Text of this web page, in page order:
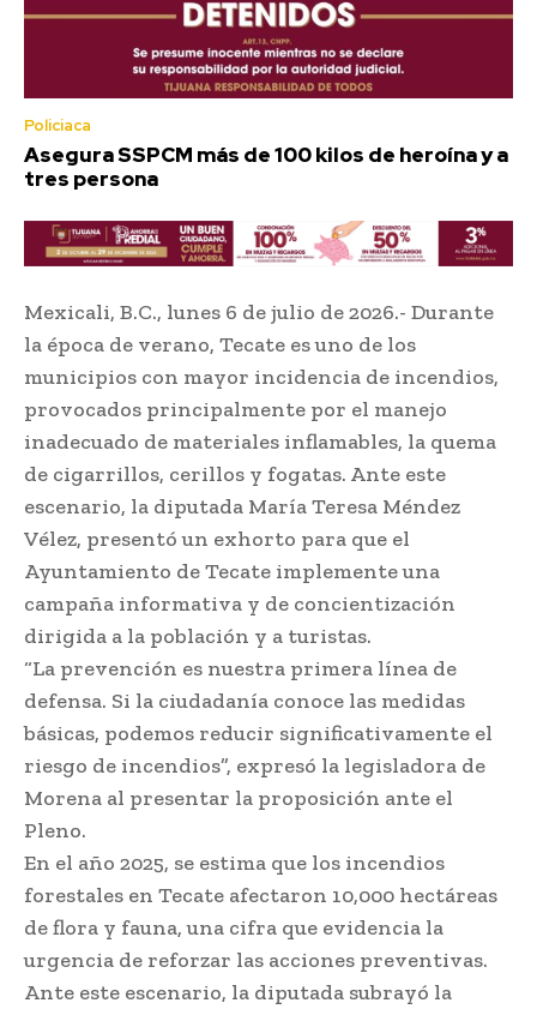
Policiaca
Asegura SSPCM más de 100 kilos de heroína y a
tres persona
Mexicali, B.C., lunes 6 de julio de 2026.- Durante
la época de verano, Tecate es uno de los
municipios con mayor incidencia de incendios,
provocados principalmente por el manejo
inadecuado de materiales inflamables, la quema
de cigarrillos, cerillos y fogatas. Ante este
escenario, la diputada María Teresa Méndez
Vélez, presentó un exhorto para que el
Ayuntamiento de Tecate implemente una
campaña informativa y de concientización
dirigida a la población y a turistas.
“La prevención es nuestra primera línea de
defensa. Si la ciudadanía conoce las medidas
básicas, podemos reducir significativamente el
riesgo de incendios”, expresó la legisladora de
Morena al presentar la proposición ante el
Pleno.
En el año 2025, se estima que los incendios
forestales en Tecate afectaron 10,000 hectáreas
de flora y fauna, una cifra que evidencia la
urgencia de reforzar las acciones preventivas.
Ante este escenario, la diputada subrayó la